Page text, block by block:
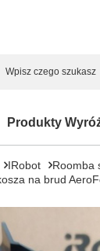
Produkty
IRobot
Roomba
na brud